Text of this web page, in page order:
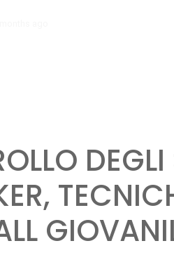
Meccanismi di feedback
DEGLI